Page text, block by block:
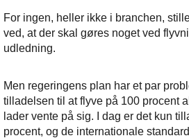
For ingen, heller ikke i branchen,
ved, at der skal gøres noget ved
udledning.
Men regeringens plan har et par
tilladelsen til at flyve på 100 procent
lader vente på sig. I dag er det kun
procent, og de internationale